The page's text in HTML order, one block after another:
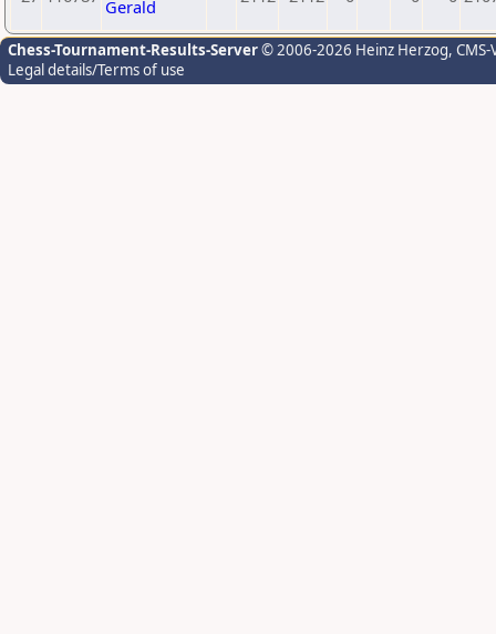
Gerald
Chess-Tournament-Results-Server© 2006-2026 Heinz Herzog,
Legal details/Terms of use